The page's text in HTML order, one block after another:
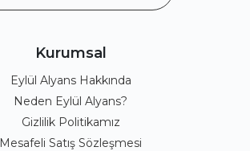
Kurumsal
Eylül Alyans Hakkında
Neden Eylül Alyans?
Gizlilik Politikamız
Mesafeli Satış Sözleşmesi